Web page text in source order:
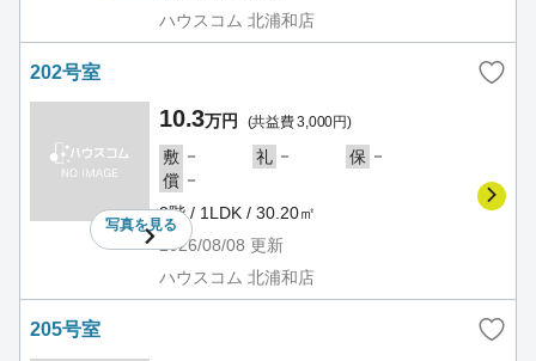
ハウスコム 北浦和店
202号室
写真を見る
10.3万円 (共益費 3,000円)
敷 － 礼 － 保 －
償 －
2階 / 1LDK / 30.20㎡
2026/08/08 更新
ハウスコム 北浦和店
205号室